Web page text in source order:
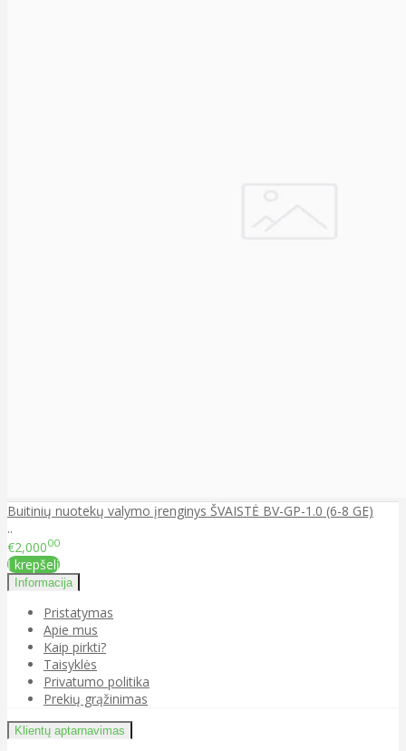
Buitinių nuotekų valymo įrenginys ŠVAISTĖ BV-GP-1.0 (6-8 GE)
..
€2,00000
Į krepšelį
Informacija
Pristatymas
Apie mus
Kaip pirkti?
Taisyklės
Privatumo politika
Prekių grąžinimas
Klientų aptarnavimas